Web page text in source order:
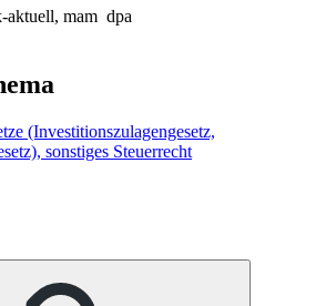
aktuell, mam dpa
(Investitionszulagengesetz,
sonstiges Steuerrecht